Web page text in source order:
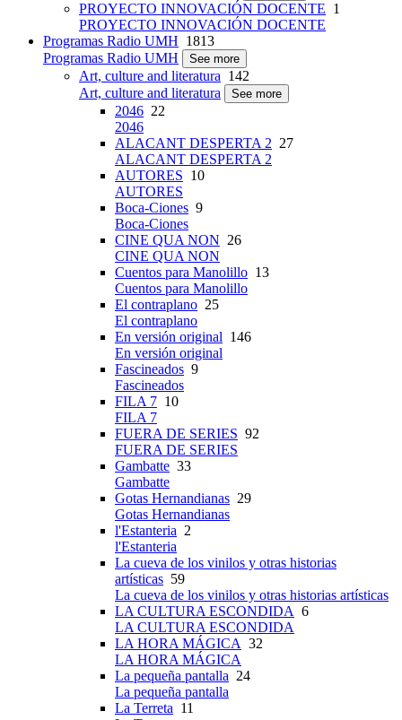
PROYECTO INNOVACIÓN DOCENTE 1
PROYECTO INNOVACIÓN DOCENTE
Programas Radio UMH 1813
Programas Radio UMH
See more
Art, culture and literatura 142
Art, culture and literatura
See more
2046 22
2046
ALACANT DESPERTA 2 27
ALACANT DESPERTA 2
AUTORES 10
AUTORES
Boca-Ciones 9
Boca-Ciones
CINE QUA NON 26
CINE QUA NON
Cuentos para Manolillo 13
Cuentos para Manolillo
El contraplano 25
El contraplano
En versión original 146
En versión original
Fascineados 9
Fascineados
FILA 7 10
FILA 7
FUERA DE SERIES 92
FUERA DE SERIES
Gambatte 33
Gambatte
Gotas Hernandianas 29
Gotas Hernandianas
l'Estanteria 2
l'Estanteria
La cueva de los vinilos y otras historias
artísticas 59
La cueva de los vinilos y otras historias artísticas
LA CULTURA ESCONDIDA 6
LA CULTURA ESCONDIDA
LA HORA MÁGICA 32
LA HORA MÁGICA
La pequeña pantalla 24
La pequeña pantalla
La Terreta 11